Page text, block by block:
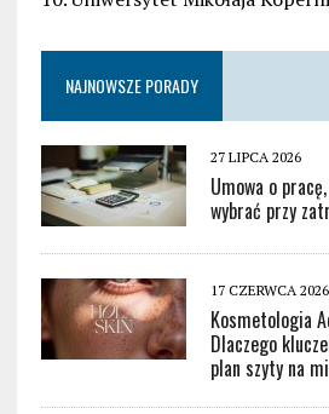
NAJNOWSZE PORADY
27 LIPCA 2026
Umowa o
wybrać przy
17 CZERWCA 2026
Kosmetologia
Dlaczego
plan szyty na